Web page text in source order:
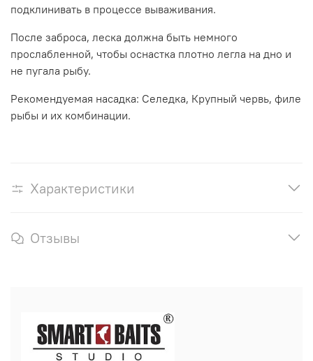
подклинивать в процессе вываживания.
После заброса, леска должна быть немного
прослабленной, чтобы оснастка плотно легла на дно и
не пугала рыбу.
Рекомендуемая насадка: Селедка, Крупный червь, филе
рыбы и их комбинации.
Характеристики
Отзывы